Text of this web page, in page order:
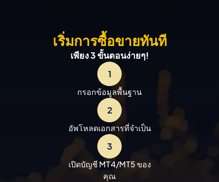
เริ่มการซื้อขายทันที
เพียง 3 ขั้นตอนง่ายๆ!
1
กรอกข้อมูลพื้นฐาน
2
อัพโหลดเอกสารที่จำเป็น
3
เปิดบัญชี MT4/MT5 ของ
คุณ